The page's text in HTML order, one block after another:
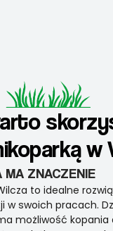
w
MA ZNACZENIE
to idealne
w swoich pracach.
możliwość kopania